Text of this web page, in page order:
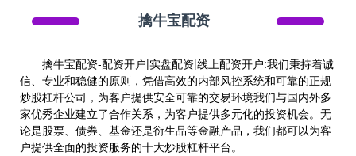
擒牛宝配资
擒牛宝配资-配资开户|实盘配资|线上配资开户:我们秉持着诚
信、专业和稳健的原则，凭借高效的内部风控系统和可靠的正规
炒股杠杆公司，为客户提供安全可靠的交易环境我们与国内外多
家优秀企业建立了合作关系，为客户提供多元化的投资机会。无
论是股票、债券、基金还是衍生品等金融产品，我们都可以为客
户提供全面的投资服务的十大炒股杠杆平台。